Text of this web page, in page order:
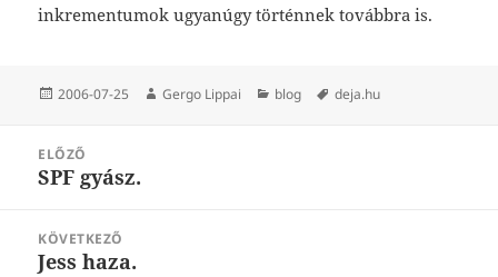
inkrementumok ugyanúgy történnek továbbra is.
Közzétéve
2006-07-25 Szerző
Gergo Lippai Kategória
blog Címke
deja.hu
navigáció
ELŐZŐ
Korábbi
SPF gyász.
KÖVETKEZŐ
Következő
Jess haza.